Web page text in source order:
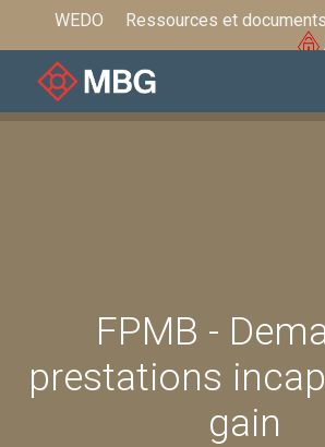
WEDO Ressources et documents
FPMB -
prestations
gain